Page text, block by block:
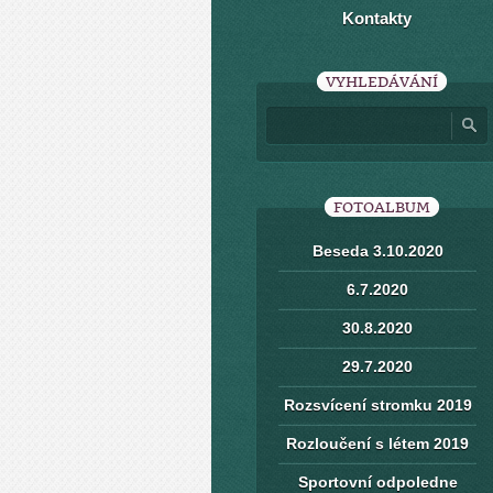
Kontakty
VYHLEDÁVÁNÍ
FOTOALBUM
Beseda 3.10.2020
6.7.2020
30.8.2020
29.7.2020
Rozsvícení stromku 2019
Rozloučení s létem 2019
Sportovní odpoledne